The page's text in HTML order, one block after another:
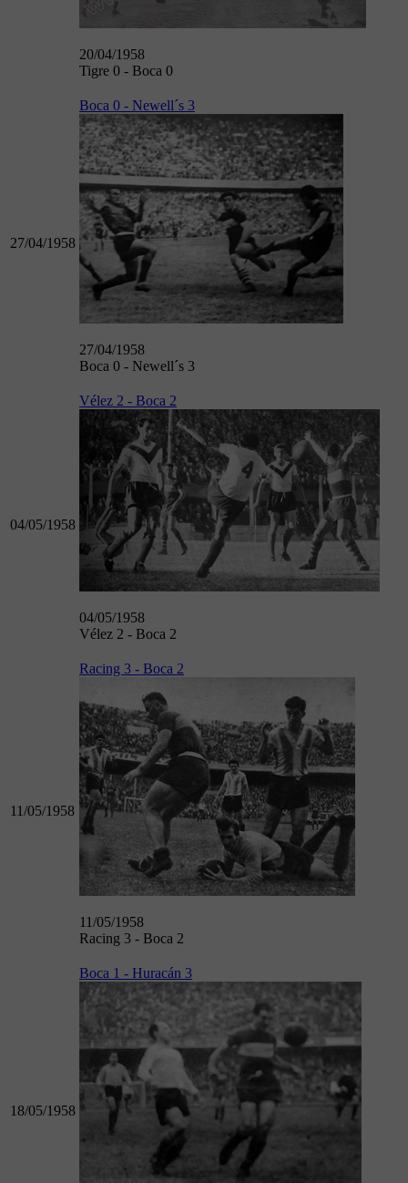
20/04/1958
Tigre 0 - Boca 0
27/04/1958
Boca 0 - Newell´s 3
27/04/1958
Boca 0 - Newell´s 3
04/05/1958
Vélez 2 - Boca 2
04/05/1958
Vélez 2 - Boca 2
11/05/1958
Racing 3 - Boca 2
11/05/1958
Racing 3 - Boca 2
18/05/1958
Boca 1 - Huracán 3